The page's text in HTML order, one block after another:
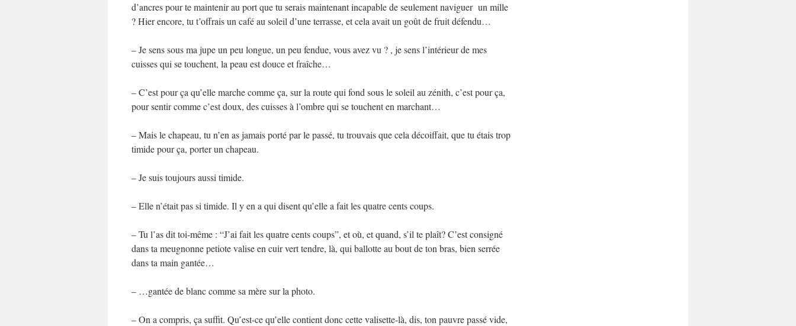
d’ancres pour te maintenir au port que tu serais maintenant incapable de seulement naviguer un mille
? Hier encore, tu t’offrais un café au soleil d’une terrasse, et cela avait un goût de fruit défendu…
– Je sens sous ma jupe un peu longue, un peu fendue, vous avez vu ? , je sens l’intérieur de mes
cuisses qui se touchent, la peau est douce et fraîche…
– C’est pour ça qu’elle marche comme ça, sur la route qui fond sous le soleil au zénith, c’est pour ça,
pour sentir comme c’est doux, des cuisses à l’ombre qui se touchent en marchant…
– Mais le chapeau, tu n’en as jamais porté par le passé, tu trouvais que cela décoiffait, que tu étais trop
timide pour ça, porter un chapeau.
– Je suis toujours aussi timide.
– Elle n’était pas si timide. Il y en a qui disent qu’elle a fait les quatre cents coups.
– Tu l’as dit toi-même : “J’ai fait les quatre cents coups”, et où, et quand, s’il te plaît? C’est consigné
dans ta meugnonne petiote valise en cuir vert tendre, là, qui ballotte au bout de ton bras, bien serrée
dans ta main gantée…
– …gantée de blanc comme sa mère sur la photo.
– On a compris, ça suffit. Qu’est-ce qu’elle contient donc cette valisette-là, dis, ton pauvre passé vide,